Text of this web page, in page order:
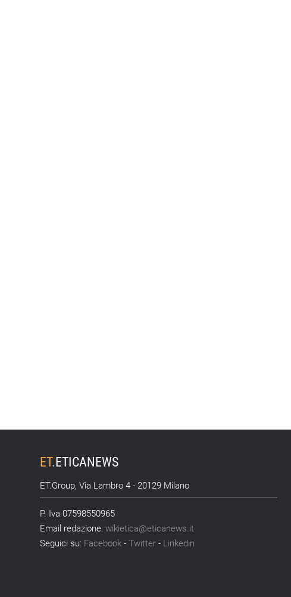
ET.ETICANEWS
ET.Group, Via Lambro 4 - 20129 Milano
P. Iva 07598550965
Email redazione:wikietica@eticanews.it
Seguici su: Facebook -Twitter - Linkedin